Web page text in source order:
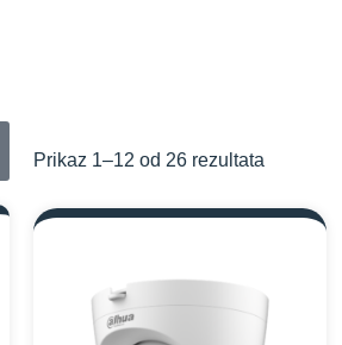
Prikaz 1–12 od 26 rezultata